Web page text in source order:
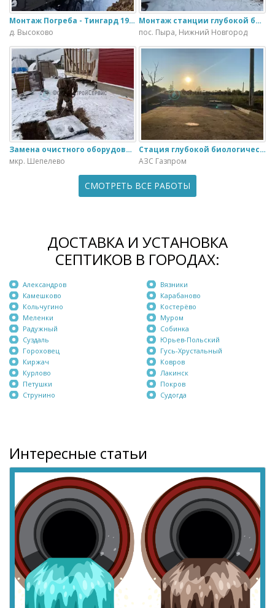
Монтаж Погреба - Тингард 1900
д. Высоково
Монтаж станции глубокой биологической очистки ИталБио - 5 с колодцем дренажным для слива воды
пос. Пыра, Нижний Новгород
Замена очистного оборудования Дека - 3 на ЭкоГранд - 6
мкр. Шепелево
Стация глубокой биологической очистки ЕвроЛос- 20
АЗС Газпром
СМОТРЕТЬ ВСЕ РАБОТЫ
ДОСТАВКА И УСТАНОВКА
СЕПТИКОВ В ГОРОДАХ:
Александров
Камешково
Кольчугино
Меленки
Радужный
Суздаль
Вязники
Карабаново
Костерёво
Муром
Собинка
Юрьев-Польский
Гороховец
Киржач
Курлово
Петушки
Струнино
Гусь-Хрустальный
Ковров
Лакинск
Покров
Судогда
Интересные статьи